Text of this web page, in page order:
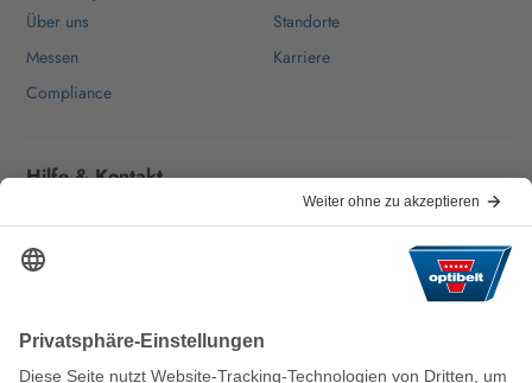
Wir halten die Welt nachhaltig in
Über uns
Standorte
Messen
Karriere
Compliance
Hilfe & Kontakt
Für Lieferanten
Kontakt